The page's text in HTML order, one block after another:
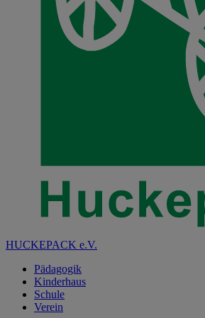
HUCKEPACK e.V.
Pädagogik
Kinderhaus
Schule
Verein